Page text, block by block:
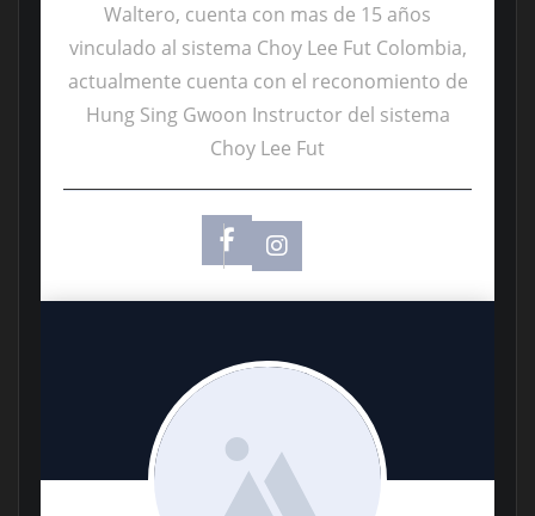
Waltero, cuenta con mas de 15 años
vinculado al sistema Choy Lee Fut Colombia,
actualmente cuenta con el reconomiento de
Hung Sing Gwoon Instructor del sistema
Choy Lee Fut